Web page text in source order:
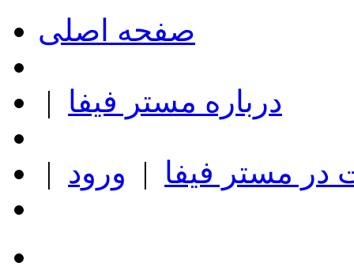
صفحه اصلی
| درباره مستر فیفا
| مستر فیفا | ورود